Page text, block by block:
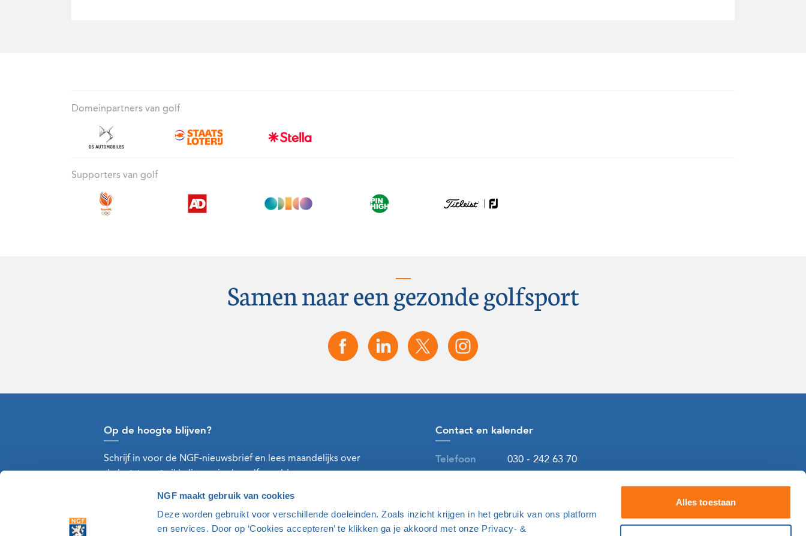
NGF maakt gebruik van cookies
Deze worden gebruikt voor verschillende doeleinden. Zoals inzicht krijgen in het gebruik van ons platform
en services. Door op ‘Cookies accepteren’ te klikken ga je akkoord met onze Privacy- &
Alles toestaan
Domeinpartners van golf
Supporters van golf
Samen naar een gezonde golfsport
Op de hoogte blijven?
Schrijf in voor de NGF-nieuwsbrief en lees maandelijks over
de laatste ontwikkelingen in de golfwereld.
Contact en kalender
Telefoon
030 - 242 63 70
Naar contact Naar de kalender